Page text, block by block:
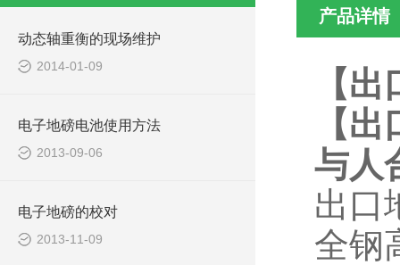
动态轴重衡的现场维护
2014-01-09
电子地磅电池使用方法
2013-09-06
电子地磅的校对
2013-11-09
产品详情
【
【
与人
出口
全钢